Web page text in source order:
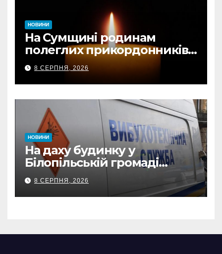
НОВИНИ
На Сумщині родинам
полеглих прикордонників
передали державні
нагороди та відомчі
відзнаки
8 СЕРПНЯ, 2026
НОВИНИ
На даху будинку у
Білопільській громаді
знайшли 120-мм міну
8 СЕРПНЯ, 2026